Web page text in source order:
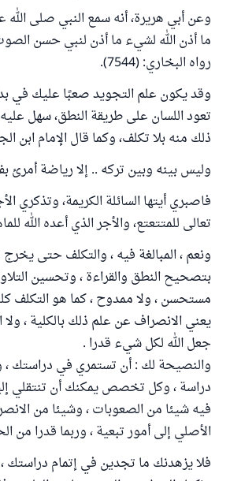
وعن أبي هريرة، أنه سمع النبي صلى
ما أذن الله لشيء ما أذن لنبي حسن
رواه البخاري: (7544).
وقد يكون علم التجويد صعبًا عليك في
تعود اللسان على طريقة النطق، سهل
ذلك منه بلا تكلف، وكما قال الإمام ابن
وليس بينه وبين تركه .. إلا رياضة أمرئ
فاصبري أيتها السائلة الكريمة، وتذكري
تعالى للمتتعتع، والأجر الذي أعده الله
ونعم ، المبالغة فيه ، والتكلف حتى
بتصحيح النطق والقراءة ، وتحسين
مستحسن ، ولا ممدوح ، كما هو التكلف
يعني الانصراف عن علم ذلك بالكلية ،
جعل الله لكل شيء قدرا .
والنصيحة لك : أن تستمري في دراستك
دراسة ، وكل تخصص يمكنك أن تنتقلي
فيه شيئا من الصعوبات ، وشيئا من
الأصلي إلى أمور تبعية ، وربما قدرا من
فلا يزهدنك ما تجدين في إتمام دراستك